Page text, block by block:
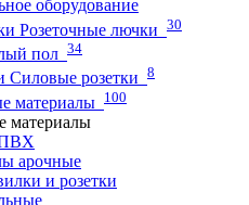
оборудование
Розеточные лючки 30
пол 34
Силовые розетки 8
материалы 100
материалы
ПВХ
арочные
и розетки